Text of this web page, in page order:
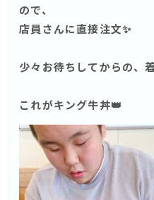
ので、
店員さんに直接注文✨
少々お待ちしてからの、
これがキング牛丼👑